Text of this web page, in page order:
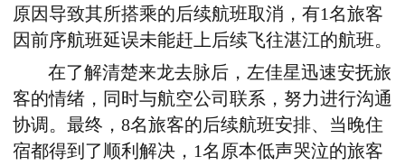
原因导致其所搭乘的后续航班取消，有1名旅客
因前序航班延误未能赶上后续飞往湛江的航班。
在了解清楚来龙去脉后，左佳星迅速安抚旅
客的情绪，同时与航空公司联系，努力进行沟通
协调。最终， 8名旅客的后续航班安排、当晚住
宿都得到了顺利解决， 1名原本低声哭泣的旅客